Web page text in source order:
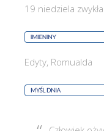
19 niedziela zwykła
Edyty, Romualda